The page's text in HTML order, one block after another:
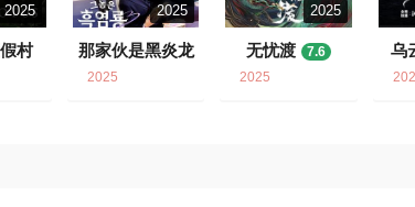
2025
村
2025
那家伙是黑炎龙
2025
2025
无忧渡
7.6
2025
乌